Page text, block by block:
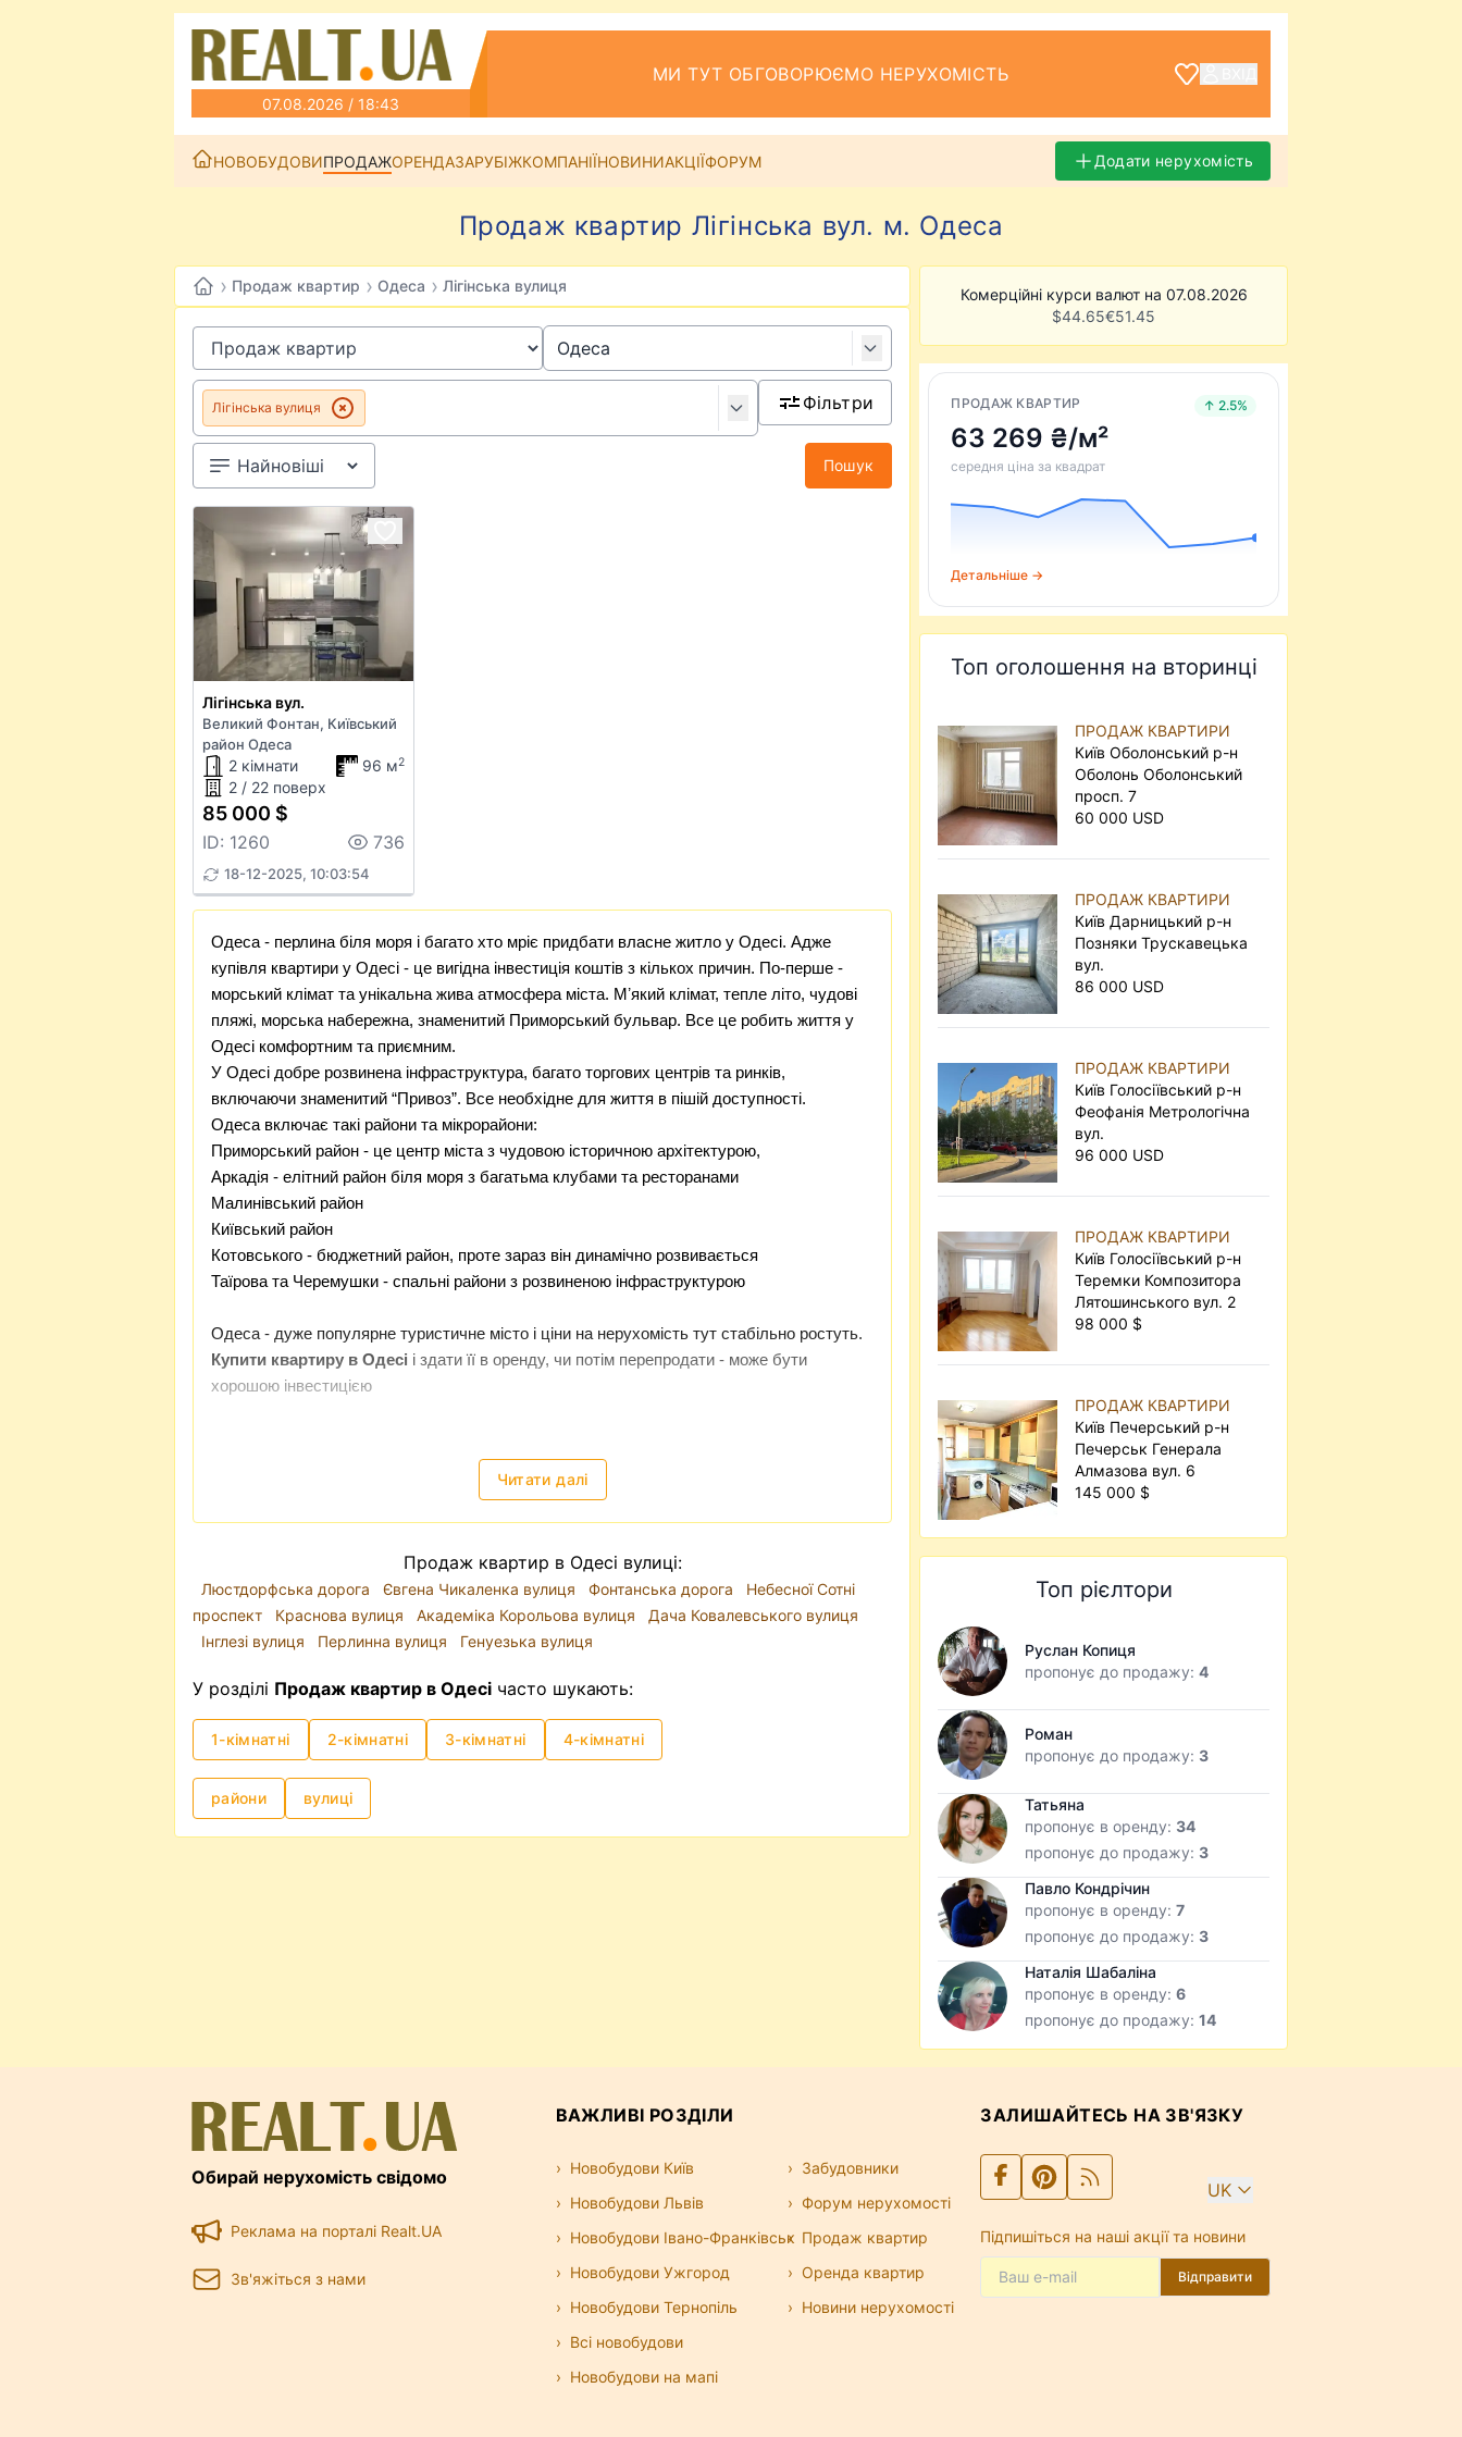
07.08.2026 / 18:43
МИ ТУТ ОБГОВОРЮЄМО НЕРУХОМІСТЬ
НОВОБУДОВИПРОДАЖОРЕНДАЗАРУБІЖКОМПАНІЇНОВИНИАКЦІЇФОРУМ Додати нерухомість
Продаж квартир Лігінська вул. м. Одеса
› Продаж квартир › Одеса › Лігінська вулиця
Лігінська вулиця Фільтри
Пошук
Лігінська вул.
Великий Фонтан, Київський
район Одеса
2 кімнати 96 м2
2 / 22 поверх
85 000 $
ID: 1260 736
18-12-2025, 10:03:54
Одеса - перлина біля моря і багато хто мріє придбати власне житло у Одесі. Адже
купівля квартири у Одесі - це вигідна інвестиція коштів з кількох причин. По-перше -
морський клімат та унікальна жива атмосфера міста. Мʼякий клімат, тепле літо, чудові
пляжі, морська набережна, знаменитий Приморський бульвар. Все це робить життя у
Одесі комфортним та приємним.
У Одесі добре розвинена інфраструктура, багато торгових центрів та ринків,
включаючи знаменитий “Привоз”. Все необхідне для життя в пішій доступності.
Одеса включає такі райони та мікрорайони:
Приморський район - це центр міста з чудовою історичною архітектурою,
Аркадія - елітний район біля моря з багатьма клубами та ресторанами
Малинівський район
Київський район
Котовського - бюджетний район, проте зараз він динамічно розвивається
Таїрова та Черемушки - спальні райони з розвиненою інфраструктурою
Одеса - дуже популярне туристичне місто і ціни на нерухомість тут стабільно ростуть.
Купити квартиру в Одесі і здати її в оренду, чи потім перепродати - може бути
хорошою інвестицією
Читати далі
Продаж квартир в Одесі вулиці:
Люстдорфська дорога Євгена Чикаленка вулиця Фонтанська дорога
Небесної Сотні
проспект
Краснова вулиця Академіка Корольова вулиця
Дача Ковалевського вулиця
Інглезі вулиця
Перлинна вулиця Генуезька вулиця
У розділі Продаж квартир в Одесі часто шукають:
1-кімнатні 2-кімнатні 3-кімнатні 4-кімнатні
райони вулиці
Комерційні курси валют на 07.08.2026
$44.65€51.45
ПРОДАЖ КВАРТИР ↑ 2.5%
63 269 ₴/м²
середня ціна за квадрат
Детальніше →
Топ оголошення на вторинці
ПРОДАЖ КВАРТИРИ
Київ Оболонський р-н
Оболонь Оболонський
просп. 7
60 000 USD
ПРОДАЖ КВАРТИРИ
Київ Дарницький р-н
Позняки Трускавецька
вул.
86 000 USD
ПРОДАЖ КВАРТИРИ
Київ Голосіївський р-н
Феофанія Метрологічна
вул.
96 000 USD
ПРОДАЖ КВАРТИРИ
Київ Голосіївський р-н
Теремки Композитора
Лятошинського вул. 2
98 000 $
ПРОДАЖ КВАРТИРИ
Київ Печерський р-н
Печерськ Генерала
Алмазова вул. 6
145 000 $
Топ рієлтори
Руслан Копиця
пропонує до продажу:4
Роман
пропонує до продажу: 3
Татьяна
пропонує в оренду: 34
пропонує до продажу: 3
Павло Кондрічин
пропонує в оренду:7
пропонує до продажу: 3
Наталія Шабаліна
пропонує в оренду:6
пропонує до продажу:14
Обирай нерухомість свідомо
Реклама на порталі Realt.UA
Зв'яжіться з нами
ВАЖЛИВІ РОЗДІЛИ
Новобудови Київ
Новобудови Львів
Новобудови Івано-Франківськ
Новобудови Ужгород
Новобудови Тернопіль
Всі новобудови
Новобудови на мапі
Забудовники
Форум нерухомості
Продаж квартир
Оренда квартир
Новини нерухомості
ЗАЛИШАЙТЕСЬ НА ЗВ'ЯЗКУ
UK
Підпишіться на наші акції та новини
Відправити